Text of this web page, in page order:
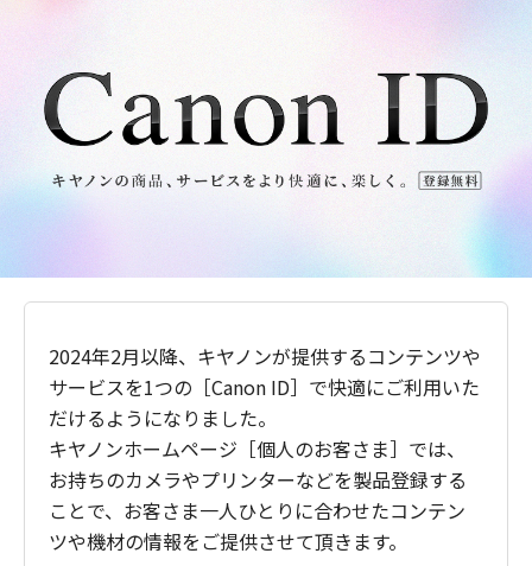
2024年2月以降、キヤノンが提供するコンテンツや
サービスを1つの［Canon ID］で快適にご利用いた
だけるようになりました。
キヤノンホームページ［個人のお客さま］では、
お持ちのカメラやプリンターなどを製品登録する
ことで、お客さま一人ひとりに合わせたコンテン
ツや機材の情報をご提供させて頂きます。